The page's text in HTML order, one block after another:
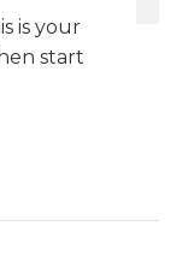
is your
start